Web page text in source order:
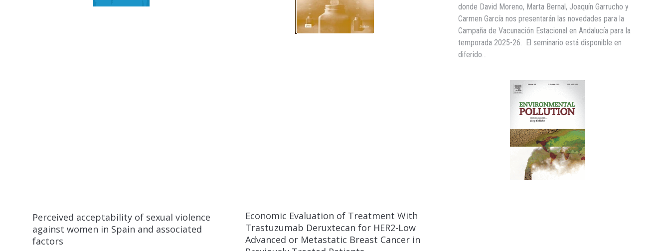
donde David Moreno, Marta Bernal, Joaquín Garrucho y
Carmen García nos presentarán las novedades para la
Campaña de Vacunación Estacional en Andalucía para la
temporada 2025-26. El seminario está disponible en
diferido…
Economic Evaluation of Treatment With
Trastuzumab Deruxtecan for HER2-Low
Advanced or Metastatic Breast Cancer in
Perceived acceptability of sexual violence
against women in Spain and associated
factors